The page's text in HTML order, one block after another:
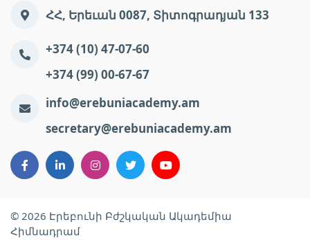
ՀՀ, Երեւան 0087, Տիտոգրադյան 133
+374 (10) 47-07-60
+374 (99) 00-67-67
info@erebuniacademy.am
secretary@erebuniacademy.am
© 2026 Էրեբունի Բժշկական Ակադեմիա
Հիմնադրամ